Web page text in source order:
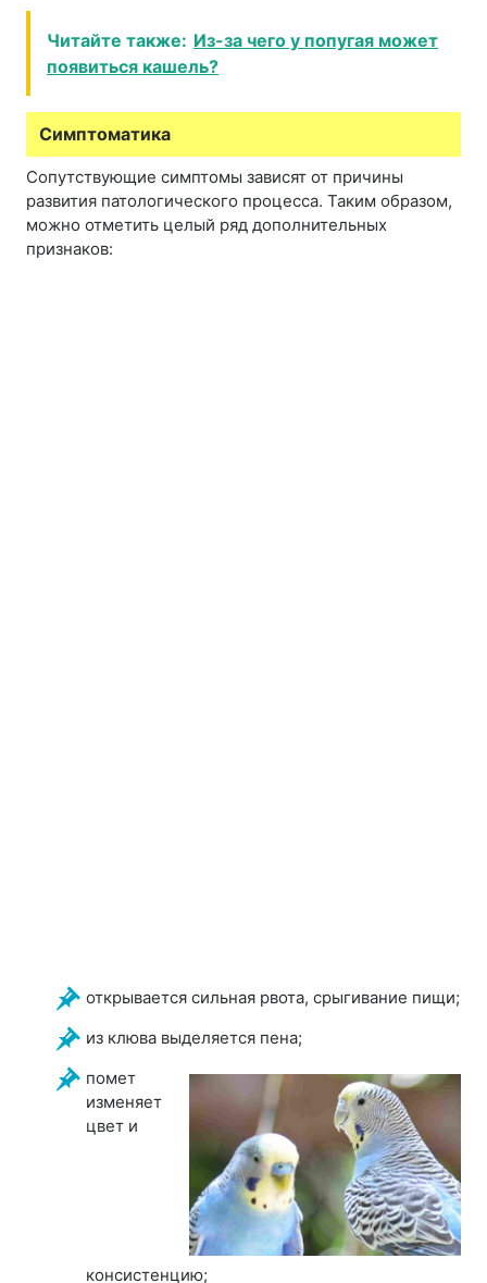
Читайте также: Из-за чего у попугая может
появиться кашель?
Симптоматика
Сопутствующие симптомы зависят от причины
развития патологического процесса. Таким образом,
можно отметить целый ряд дополнительных
признаков:
открывается сильная рвота, срыгивание пищи;
из клюва выделяется пена;
помет
изменяет
цвет и
консистенцию;